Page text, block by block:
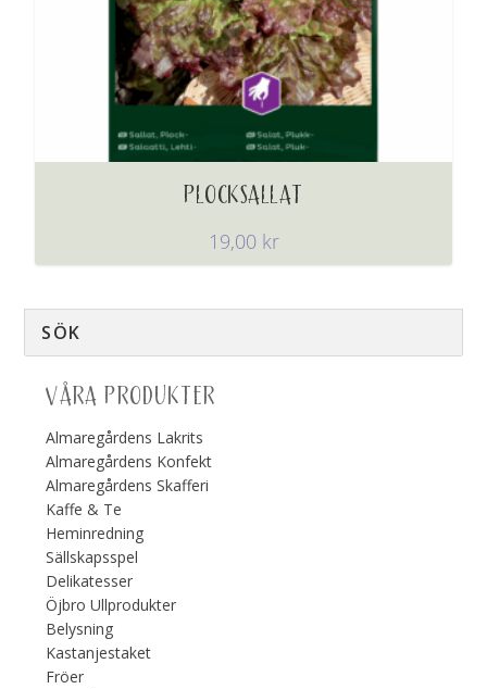
PLOCKSALLAT
19,00 kr
VÅRA PRODUKTER
Almaregårdens Lakrits
Almaregårdens Konfekt
Almaregårdens Skafferi
Kaffe & Te
Heminredning
Sällskapsspel
Delikatesser
Öjbro Ullprodukter
Belysning
Kastanjestaket
Fröer